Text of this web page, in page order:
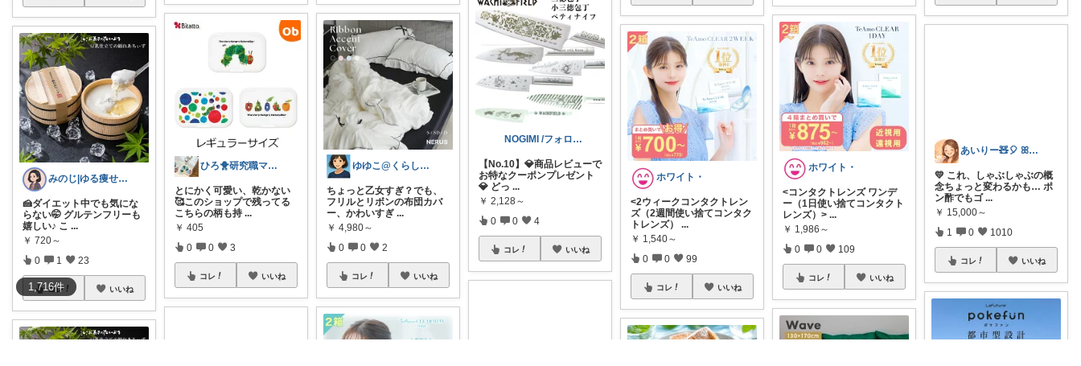
1,716件
みのじ|ゆる痩せ✕節約暮らし🍀
🍰ダイエット中でも気にな
らない🤭 グルテンフリーも
嬉しい♪ こ ...
￥ 720～
0 1 23
コレ いいね
ひろ🐥研究職ママ👩‍💻💎
とにかく可愛い、乾かない
🥰このショップで残ってる
こちらの柄も持 ...
￥ 405
0 0 3
コレ いいね
ゆゆこ@くらしを楽に便利に✨
ちょっと乙女すぎ？でも、
フリルとリボンの布団カバ
ー、かわいすぎ ...
￥ 4,980～
0 0 2
コレ いいね
NOGIMI /フォロババグ発生中😵‍
【No.10】💎商品レビューで
お特なクーポンプレゼント
💎 どっ ...
￥ 2,128～
0 0 4
コレ いいね
ホワイト・
<2ウィークコンタクトレン
ズ（2週間使い捨てコンタク
トレンズ）
...
￥ 1,540～
0 0 99
コレ いいね
ホワイト・
<コンタクトレンズ ワンデ
ー（1日使い捨てコンタクト
レンズ）> ...
￥ 1,986～
0 0 109
コレ いいね
あいりー🧸🎈 ꕤ毎日を快適にꕤ
💛 これ、しゃぶしゃぶの概
念ちょっと変わるかも… ポ
ン酢でもゴ ...
￥ 15,000～
1 0 1010